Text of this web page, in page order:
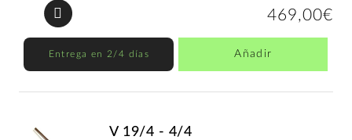
469,00€
Entrega en 2/4 días Añadir
V 19/4 - 4/4